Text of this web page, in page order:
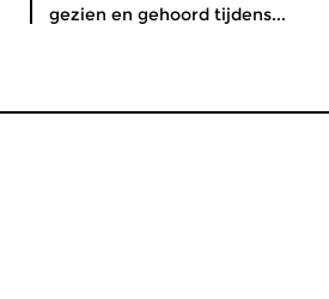
gezien en gehoord tijdens...